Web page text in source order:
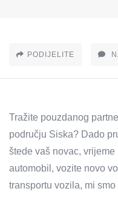
PODIJELITE
Tražite pouzdanog
području Siska? Dado
štede vaš novac,
automobil, vozite novo
transportu vozila, mi